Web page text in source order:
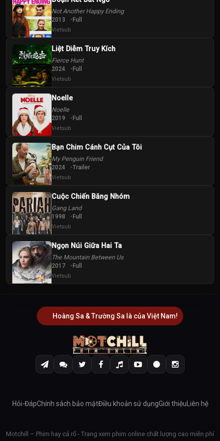
Not Another Happy Ending
2013 Full
Vietsub
Liệt Diễm Truy Kích
Fierce Hunt
2024 Full
Vietsub
Noelle
Noelle
2019 Full
Vietsub
Bạn Chim Cánh Cụt Của Tôi
My Penguin Friend
2024 Trailer
Vietsub
Cuộc Chiến Băng Nhóm
Gang Land
1998 Full
Vietsub
Ngọn Núi Giữa Hai Ta
The Mountain Between Us
2017 Full
Vietsub
Hoàng Sa & Trường Sa là của Việt Nam!
Hỏi-ĐápChính sách bảo mậtĐiều khoản sử dụngGiới thiệu Liên hệ
Motchill – Phim hay cả rổ - Trang xem phim online chất lượng cao miễn phí